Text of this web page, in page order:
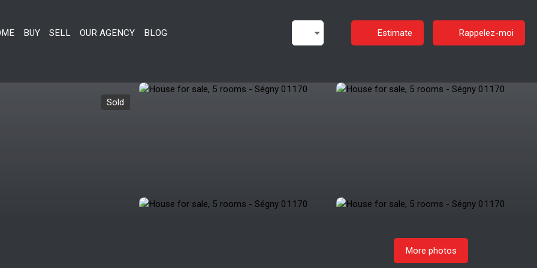
BUY SELL OUR AGENCY BLOG Estimate Rappelez-moi
Sold
More photos